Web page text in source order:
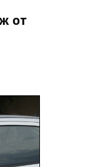
от